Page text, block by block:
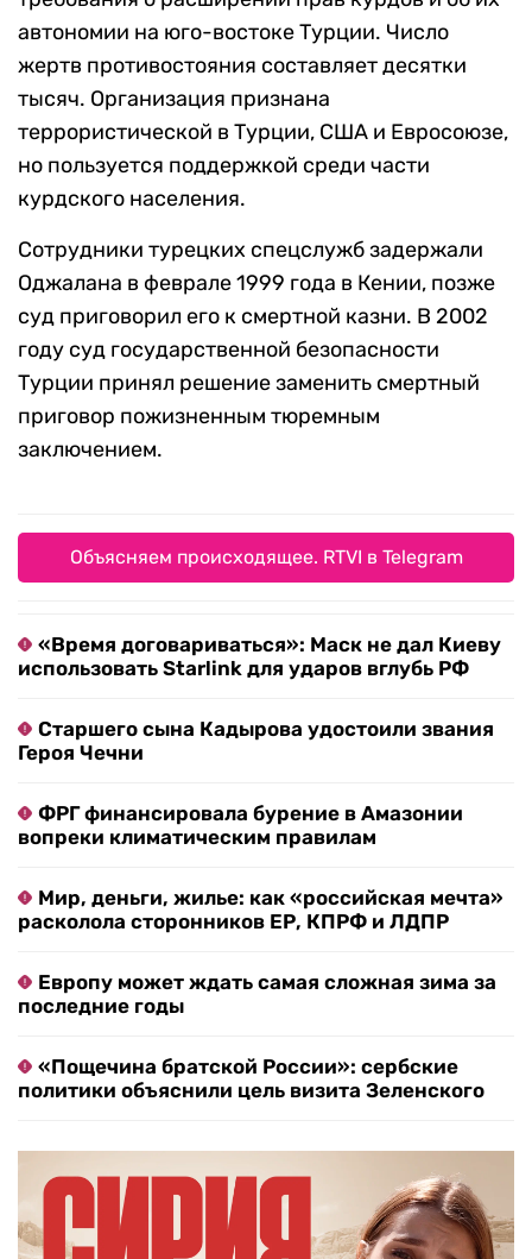
автономии на юго-востоке Турции. Число
жертв противостояния составляет десятки
тысяч. Организация признана
террористической в Турции, США и Евросоюзе,
но пользуется поддержкой среди части
курдского населения.
Сотрудники турецких спецслужб задержали
Оджалана в феврале 1999 года в Кении, позже
суд приговорил его к смертной казни. В 2002
году суд государственной безопасности
Турции принял решение заменить смертный
приговор пожизненным тюремным
заключением.
Объясняем происходящее. RTVI в Telegram
«Время договариваться»: Маск не дал Киеву
использовать Starlink для ударов вглубь РФ
Старшего сына Кадырова удостоили звания
Героя Чечни
ФРГ финансировала бурение в Амазонии
вопреки климатическим правилам
Мир, деньги, жилье: как «российская мечта»
расколола сторонников ЕР, КПРФ и ЛДПР
Европу может ждать самая сложная зима за
последние годы
«Пощечина братской России»: сербские
политики объяснили цель визита Зеленского